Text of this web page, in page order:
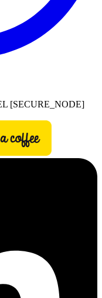
[SECURE_NODE]